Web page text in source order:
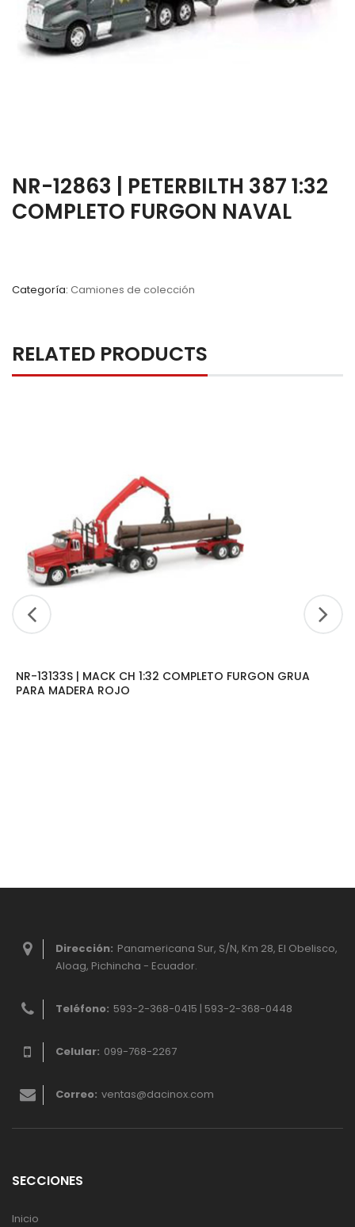
NR-12863 | PETERBILTH 387 1:32
COMPLETO FURGON NAVAL
Categoría: Camiones de colección
RELATED PRODUCTS
NR-13133S | MACK CH 1:32 COMPLETO FURGON GRUA
PARA MADERA ROJO
Dirección: Panamericana Sur, S/N, Km 28, El Obelisco,
Aloag, Pichincha - Ecuador.
Teléfono: 593-2-368-0415 | 593-2-368-0448
Celular: 099-768-2267
Correo: ventas@dacinox.com
SECCIONES
Inicio